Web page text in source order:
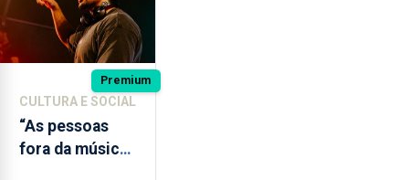
Premium
CULTURA E SOCIAL
“As pessoas
fora da música